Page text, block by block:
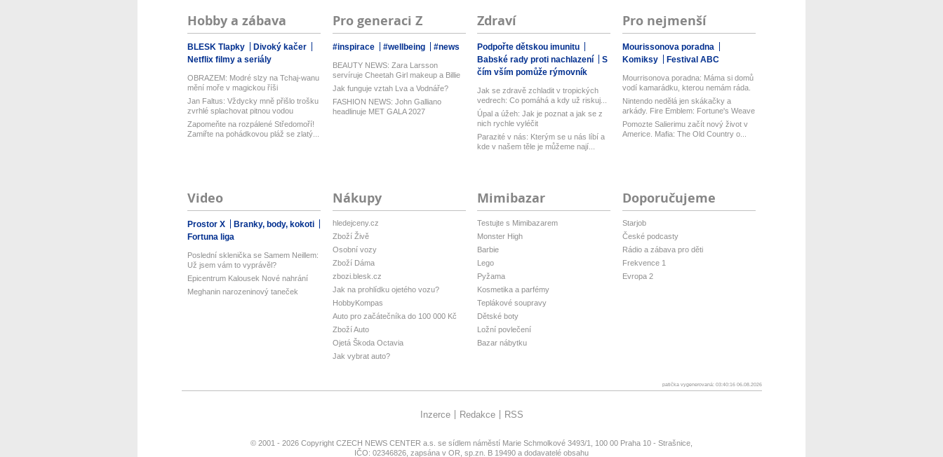
Hobby a zábava
BLESK Tlapky
Divoký kačer
Netflix filmy a seriály
OBRAZEM: Modré slzy na Tchaj-wanu
mění moře v magickou říši
Jan Faltus: Vždycky mně přišlo trošku
zvrhlé splachovat pitnou vodou
Zapomeňte na rozpálené Středomoří!
Zamiřte na pohádkovou pláž se zlatý...
Pro generaci Z
#inspirace #wellbeing #news
BEAUTY NEWS: Zara Larsson
servíruje Cheetah Girl makeup a Billie
Eilis...
Jak funguje vztah Lva a Vodnáře?
FASHION NEWS: John Galliano
headlinuje MET GALA 2027
Zdraví
Podpořte dětskou imunitu
Babské rady proti nachlazení
S
čím vším pomůže rýmovník
Jak se zdravě zchladit v tropických
vedrech: Co pomáhá a kdy už riskuj...
Úpal a úžeh: Jak je poznat a jak se z
nich rychle vyléčit
Parazité v nás: Kterým se u nás líbí a
kde v našem těle je můžeme nají...
Pro nejmenší
Mourissonova poradna
Komiksy
Festival ABC
Mourrisonova poradna: Máma si domů
vodí kamarádku, kterou nemám ráda.
...
Nintendo nedělá jen skákačky a
arkády. Fire Emblem: Fortune's Weave
je...
Pomozte Salierimu začít nový život v
Americe. Mafia: The Old Country o...
Video
Prostor X
Branky, body, kokoti
Fortuna liga
Poslední sklenička se Samem Neillem:
Už jsem vám to vyprávěl?
Epicentrum Kalousek Nové nahrání
Meghanin narozeninový taneček
Nákupy
hledejceny.cz
Zboží Živě
Osobní vozy
Zboží Dáma
zbozi.blesk.cz
Jak na prohlídku ojetého vozu?
HobbyKompas
Auto pro začátečníka do 100 000 Kč
Zboží Auto
Ojetá Škoda Octavia
Jak vybrat auto?
Mimibazar
Testujte s Mimibazarem
Monster High
Barbie
Lego
Pyžama
Kosmetika a parfémy
Teplákové soupravy
Dětské boty
Ložní povlečení
Bazar nábytku
Doporučujeme
Starjob
České podcasty
Rádio a zábava pro děti
Frekvence 1
Evropa 2
patička vygenerovaná: 03:40:16 06.08.2026
Inzerce Redakce RSS
© 2001 - 2026 Copyright CZECH NEWS CENTER a.s. se sídlem náměstí Marie Schmolkové 3493/1, 100 00 Praha 10 - Strašnice,
IČO: 02346826, zapsána v OR, sp.zn. B 19490 a dodavatelé obsahu